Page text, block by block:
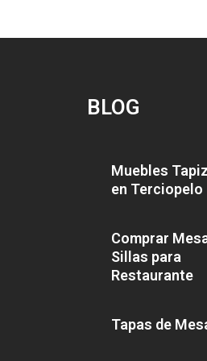
BLOG
Muebles
en Terciopelo
Comprar
Sillas para
Restaurante
Tapas de